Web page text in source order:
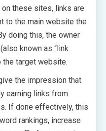
these sites, links are
to the main website the
doing this, the owner
known as “link
the target website.
the impression that
earning links from
If done effectively, this
rankings, increase